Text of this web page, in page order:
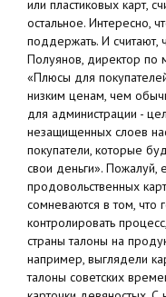
или пластиковых карт,
остальное. Интересно,
поддержать. И считают,
Полуянов, директор по
«Плюсы для
низким ценам, чем
для администрации -
незащищенных слоев
покупатели, которые
свои деньги». Пожалуй,
продовольственных
сомневаются в том, что
контролировать
страны талоны на
например, выглядели
талоны советских